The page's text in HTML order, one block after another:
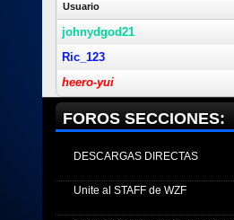
Usuario
johnydgod21
Ric_123
heero-yui
FOROS SECCIONES:
DESCARGAS DIRECTAS
Unite al STAFF de WZF